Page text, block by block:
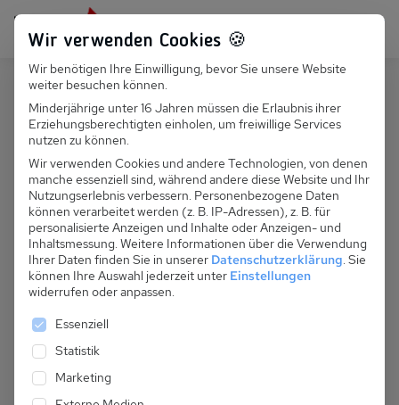
Persönlich für dich da: +49 251 899 050
Suchfeld
Suchen
PL 044.005D - Ferienhaus Sychulec
Wir verwenden Cookies 🍪
Wir benötigen Ihre Einwilligung, bevor Sie unsere Website
weiter besuchen können.
Minderjährige unter 16 Jahren müssen die Erlaubnis ihrer
Erziehungsberechtigten einholen, um freiwillige Services
nutzen zu können.
Wir verwenden Cookies und andere Technologien, von denen
manche essenziell sind, während andere diese Website und Ihr
Nutzungserlebnis verbessern. Personenbezogene Daten
können verarbeitet werden (z. B. IP-Adressen), z. B. für
personalisierte Anzeigen und Inhalte oder Anzeigen- und
Inhaltsmessung. Weitere Informationen über die Verwendung
Ihrer Daten finden Sie in unserer Datenschutzerklärung. Sie
können Ihre Auswahl jederzeit unter Einstellungen
widerrufen oder anpassen.
Es folgt eine Liste der Service-Gruppen, für die
Essenziell
Statistik
Marketing